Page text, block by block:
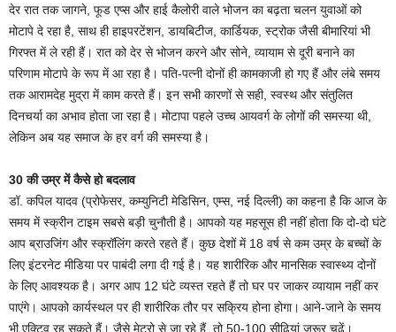
देर रात तक जागने, फूड एप्स और हाई कैलोरी वाले भोजन का बढ़ता चलन युवाओं को
मोटापे दे रहा है, साथ ही हाइपरटेंशन, डायबिटीज, कार्डियक, स्ट्रोक जैसी बीमारियां भी
गिरफ्त में ले रही हैं। रात को देर से भोजन करने और सोने, व्यायाम से दूरी बनाने का
परिणाम मोटापे के रूप में आ रहा है। पति-पत्नी दोनों ही कामकाजी हो गए हैं और लंबे समय
तक आरामदेह मुद्रा में काम करते हैं। इन सभी कारणों से सही, स्वस्थ और संतुलित
दिनचर्या का अभाव होता जा रहा है। मोटापा पहले उच्च आयवर्ग के लोगों की समस्या थी,
लेकिन अब यह समाज के हर वर्ग की समस्या है।
30 की उम्र में कैसे हो बदलाव
डॉ. कपिल यादव (प्रोफेसर, कम्युनिटी मेडिसिन, एम्स, नई दिल्ली) का कहना है कि आज के
समय में स्क्रीन टाइम सबसे बड़ी चुनौती है। आपको यह महसूस ही नहीं होता कि दो-दो घंटे
आप ब्राउजिंग और स्क्रॉलिंग करते रहते हैं। कुछ देशों में 18 वर्ष से कम उम्र के बच्चों के
लिए इंटरनेट मीडिया पर पाबंदी लगा दी गई है। यह शारीरिक और मानसिक स्वास्थ्य दोनों
के लिए आवश्यक है। अगर आप 12 घंटे व्यस्त रहते हैं तो घर पर जाकर व्यायाम नहीं कर
पाएंगे। आपको कार्यस्थल पर ही शारीरिक तौर पर सक्रिय होना होगा। आने-जाने के समय
भी एक्टिव रह सकते हैं। जैसे मेट्रो से जा रहे हैं, तो 50-100 सीढ़ियां जरूर चढ़ें।